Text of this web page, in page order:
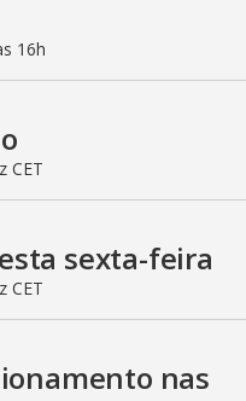
16h
CET
sexta-feira
CET
nas